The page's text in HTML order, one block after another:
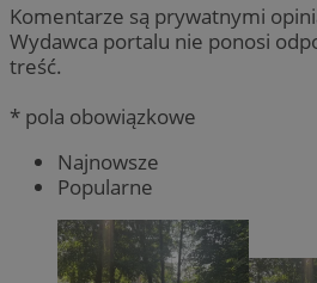
Komentarze są prywatnymi
Wydawca portalu nie ponosi
treść.
* pola obowiązkowe
Najnowsze
Popularne